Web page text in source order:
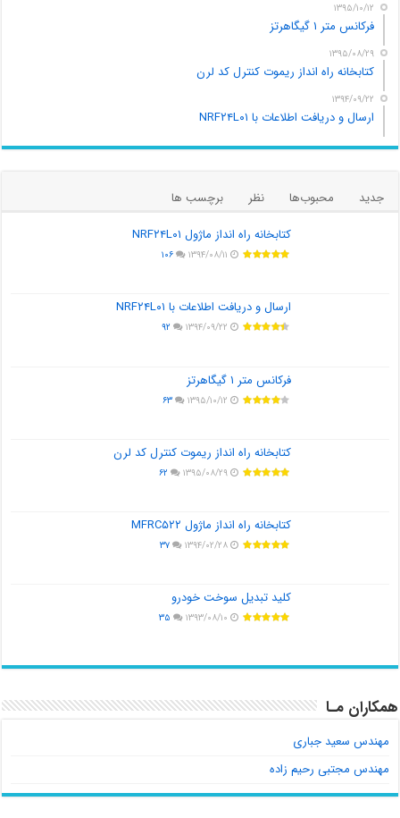
۱۳۹۵/۱۰/۱۲
فرکانس متر ۱ گیگاهرتز
۱۳۹۵/۰۸/۲۹
کتابخانه راه انداز ریموت کنترل کد لرن
۱۳۹۴/۰۹/۲۲
ارسال و دریافت اطلاعات با NRF۲۴L۰۱
جدید محبوب‌ها نظر
برچسب ها
کتابخانه راه انداز ماژول NRF۲۴L۰۱
۱۳۹۴/۰۸/۱۱ ۱۰۶
ارسال و دریافت اطلاعات با NRF۲۴L۰۱
۱۳۹۴/۰۹/۲۲ ۹۲
فرکانس متر ۱ گیگاهرتز
۱۳۹۵/۱۰/۱۲ ۶۳
کتابخانه راه انداز ریموت کنترل کد لرن
۱۳۹۵/۰۸/۲۹ ۶۲
کتابخانه راه انداز ماژول MFRC۵۲۲
۱۳۹۴/۰۲/۲۸ ۳۷
کلید تبدیل سوخت خودرو
۱۳۹۳/۰۸/۱۰ ۳۵
همکاران مـا
مهندس سعید جباری
مهندس مجتبی رحیم زاده